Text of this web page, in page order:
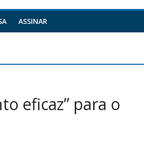
ASSINAR
eficaz” para o